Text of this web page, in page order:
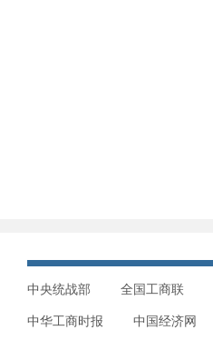
中央统战部 全国工商联
中华工商时报 中国经济网